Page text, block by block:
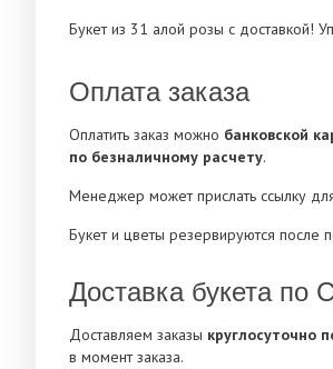
Букет из 31 алой розы с доставкой!
Оплата заказа
Оплатить заказ можно банковской
по безналичному расчету.
Менеджер может прислать ссылку
Букет и цветы резервируются после
Доставка букета по
Доставляем заказы круглосуточно
в момент заказа.